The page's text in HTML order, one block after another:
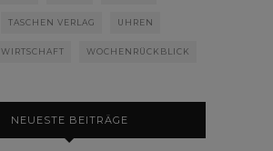
TASCHEN VERLAG UHREN
WIRTSCHAFT WOCHENRÜCKBLICK
NEUESTE BEITRÄGE